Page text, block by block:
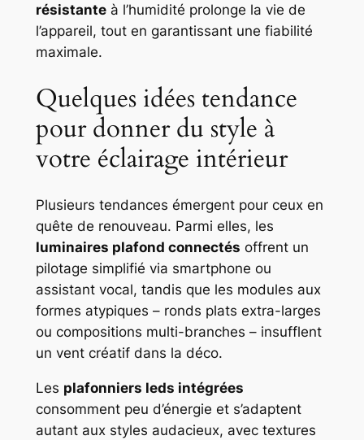
résistanteà l’humidité prolonge la vie de
l’appareil, tout en garantissant une fiabilité
maximale.
Quelques idées tendance
pour donner du style à
votre éclairage intérieur
Plusieurs tendances émergent pour ceux en
quête de renouveau. Parmi elles, les
luminaires plafond connectés offrent un
pilotage simplifié via smartphone ou
assistant vocal, tandis que les modules aux
formes atypiques – ronds plats extra-larges
ou compositions multi-branches – insufflent
un vent créatif dans la déco.
Les plafonniers leds intégrées
consomment peu d’énergie et s’adaptent
autant aux styles audacieux, avec textures